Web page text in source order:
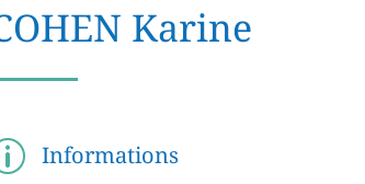
Karine
Informations